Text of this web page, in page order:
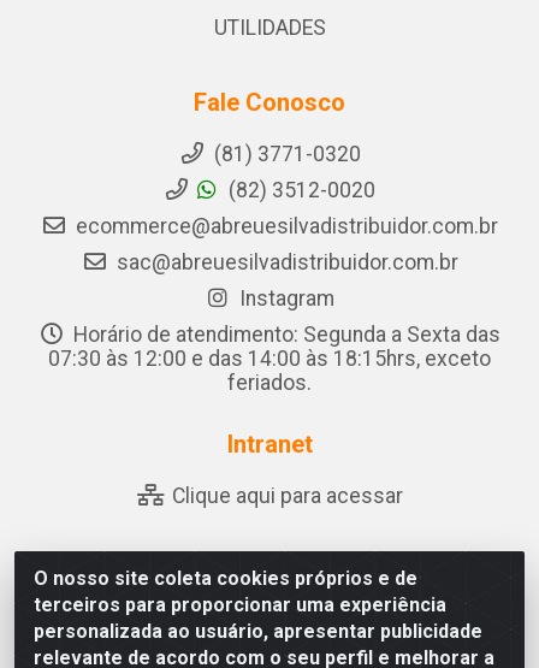
O nosso site coleta cookies próprios e de
terceiros para proporcionar uma experiência
personalizada ao usuário, apresentar publicidade
relevante de acordo com o seu perfil e melhorar a
UTILIDADES
Fale Conosco
(81) 3771-0320
(82) 3512-0020
ecommerce@abreuesilvadistribuidor.com.br
sac@abreuesilvadistribuidor.com.br
Instagram
Horário de atendimento: Segunda a Sexta das
07:30 às 12:00 e das 14:00 às 18:15hrs, exceto
feriados.
Intranet
Clique aqui para acessar
Abreu & Silva - Rua Padre Jose de Souza Leite, 265 -
Ariado, Olho D'Água das Flores/AL - CEP 57.442-000 -
CNPJ 04.790.656/0001-06